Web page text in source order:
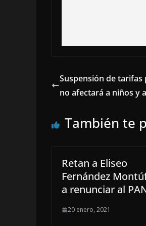
Suspensión de
no afectará a niños y
También te
Retan a Eliseo
Fernández
a renunciar al
20 enero, 2021